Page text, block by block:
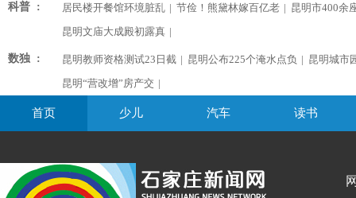
科普 : 居民楼开餐馆环境脏乱 | 节俭！熊黛林嫁百亿老 | 昆明市400余
昆明文庙大成殿初露真 |
数独 : 昆明教师资格测试23日截 | 昆明公布225个淹水点负 | 昆明城市
昆明“营改增”房产交 |
首页 少儿 汽车 读书